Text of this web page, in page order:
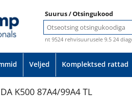
Suurus / Otsingukood
nt 9524 rehvisuurusele 9.5 24
Veljed Komplektsed rattad
K500 87A4/99A4 TL